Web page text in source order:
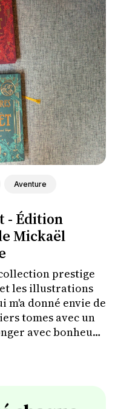
Aventure
- Édition
Mickaël
prestige
les illustrations
m'a donné envie de
tomes avec un
avec bonheur